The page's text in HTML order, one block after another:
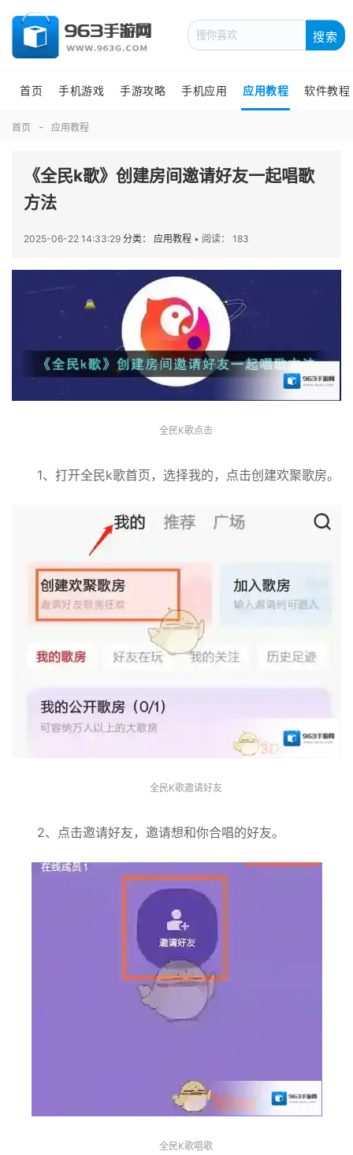
搜索
首页 手机游戏 手游攻略 手机应用 应用教程 软件教程
首页 应用教程
《全民k歌》创建房间邀请好友一起唱歌
方法
2025-06-22 14:33:29 分类： 应用教程 • 阅读： 183
全民K歌点击
1、打开全民k歌首页，选择我的，点击创建欢聚歌房。
全民K歌邀请好友
2、点击邀请好友，邀请想和你合唱的好友。
全民K歌唱歌